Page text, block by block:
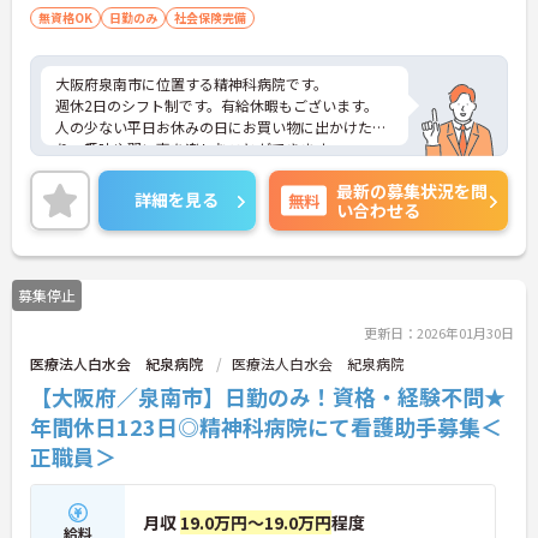
無資格OK 日勤のみ 社会保険完備
大阪府泉南市に位置する精神科病院です。
週休2日のシフト制です。有給休暇もございます。
人の少ない平日お休みの日にお買い物に出かけた
り、趣味や習い事を楽しむことができます。
ご興味をお持ちの方はお気軽にお問い合わせくださ
い。
詳細を見る 無料
最新の募集状況を問
い合わせる
募集停止
更新日：2026年01月30日
医療法人白水会 紀泉病院 医療法人白水会 紀泉病院
【大阪府／泉南市】日勤のみ！資格・経験不問★
年間休日123日◎精神科病院にて看護助手募集＜
正職員＞
給料 月収 19.0万円～19.0万円程度